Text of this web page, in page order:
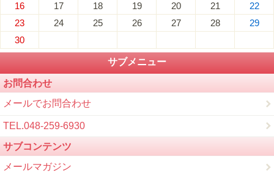
16
17 18 19 20 21
22
23
24 25 26 27 28
29
30
サブメニュー
お問合わせ
メールでお問合わせ
TEL.048-259-6930
サブコンテンツ
メールマガジン